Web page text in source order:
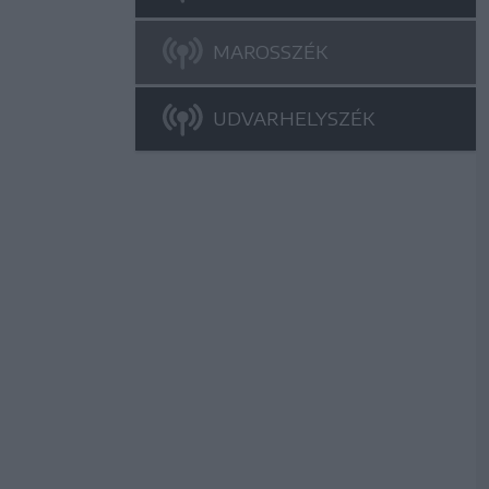
MAROSSZÉK
UDVARHELYSZÉK